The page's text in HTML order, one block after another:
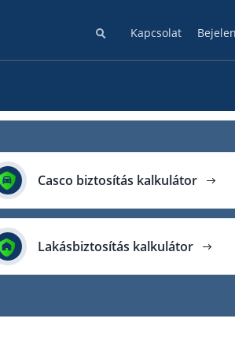
Kapcsolat
Casco biztosítás kalkulátor
Lakásbiztosítás kalkulátor